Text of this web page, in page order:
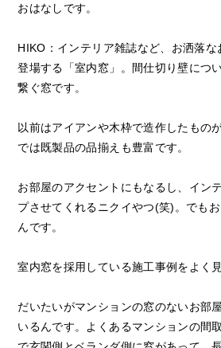
おはなしです。
HIKO：インテリア雑誌など、お洒落な
登場する「室内窓」。間仕切り壁につ
繋ぐ窓です。
以前はアイアンや木枠で造作したもの
では既製品の品揃えも豊富です。
お部屋のアクセントにもなるし、イン
プさせてくれるニクイやつ(笑)。でも
んです。
室内窓を採用している施工事例をよく
だいたいがマンションの窓のないお部
いるんです。よくあるマンションの間